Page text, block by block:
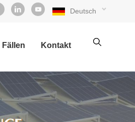
Deutsch
Fällen Kontakt